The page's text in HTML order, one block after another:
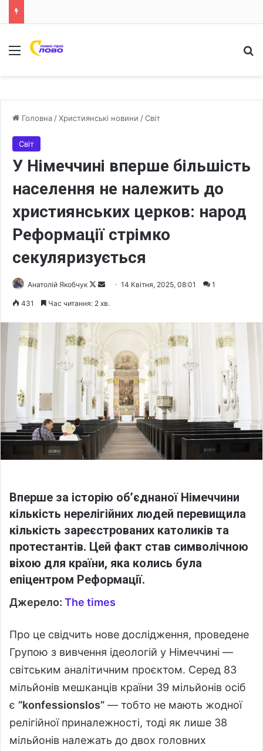
Меню
Головна /Християнські новини /Світ
Світ
У Німеччині вперше більшість
населення не належить до
християнських церков: народ
Реформації стрімко
секуляризується
Анатолій Якобчук
F
o
X
m
a
i
l
14 Квітня, 2025, 08:01 1
431 Час читання: 2 хв.
Вперше за історію об’єднаної Німеччини
кількість нерелігійних людей перевищила
кількість зареєстрованих католиків та
протестантів. Цей факт став символічною
віхою для країни, яка колись була
епіцентром Реформації.
Джерело: The times
Про це свідчить нове дослідження, проведене
Групою з вивчення ідеологій у Німеччині —
світським аналітичним проєктом. Серед 83
мільйонів мешканців країни 39 мільйонів осіб
є “konfessionslos” — тобто не мають жодної
релігійної приналежності, тоді як лише 38
мільйонів належать до двох головних